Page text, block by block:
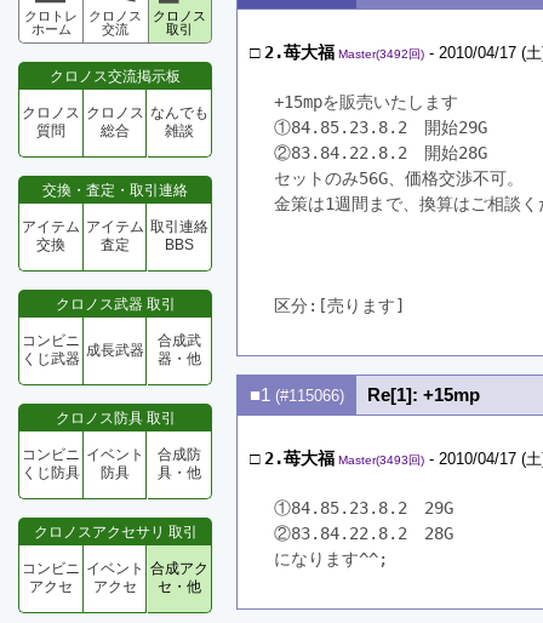
クロトレ
ホーム
クロノス
交流
クロノス
取引
クロノス交流掲示板
クロノス
質問
クロノス
総合
なんでも
雑談
交換・査定・取引連絡
アイテム
交換
アイテム
査定
取引連絡
BBS
クロノス武器 取引
コンビニ
くじ武器 成長武器
合成武
器・他
クロノス防具 取引
コンビニ
くじ防具
イベント
防具
合成防
具・他
クロノスアクセサリ 取引
コンビニ
アクセ
イベント
アクセ
合成アク
セ・他
□ 2.苺大福 Master(3492回) - 2010/04/17 (
+15mpを販売いたします
①84.85.23.8.2　開始29G
②83.84.22.8.2　開始28G
セットのみ56G、価格交渉不可。
金策は1週間まで、換算はご相談
区分:[売ります]
■1 (#115066) Re[1]: +15mp
□ 2.苺大福 Master(3493回) - 2010/04/17 (
①84.85.23.8.2　29G
②83.84.22.8.2　28G
になります^^;